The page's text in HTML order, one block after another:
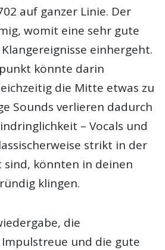
auf ganzer Linie. Der
womit eine sehr gute
einhergeht.
könnte darin
die Mitte etwas zu
Sounds verlieren dadurch
– Vocals und
strikt in der
könnten in deinen
klingen.
die
und die gute